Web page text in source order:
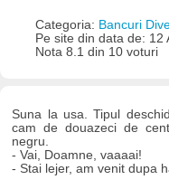
Categoria: Bancuri
Pe site din data de: 12
Nota 8.1 din 10 voturi
Suna la usa. Tipul
cam de douazeci de
negru.
- Vai, Doamne, vaaaai!
- Stai lejer, am venit dupa